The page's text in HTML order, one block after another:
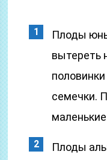
Плоды
вытереть
семечки.
Плоды